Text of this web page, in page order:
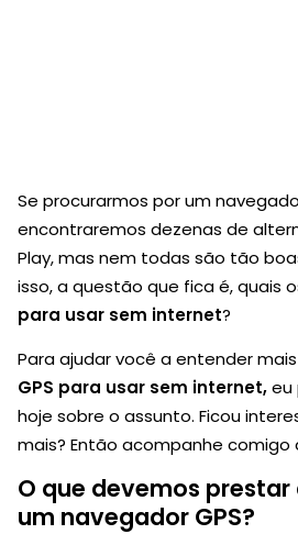
Se procurarmos por um
encontraremos dezenas de
Play, mas nem todas são tão
isso, a questão que fica é, quais
para usar sem internet?
Para ajudar você a entender
GPS para usar sem internet,eu
hoje sobre o assunto. Ficou
mais? Então acompanhe
O que devemos
um navegador GPS?